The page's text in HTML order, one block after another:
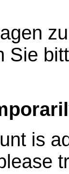
Sie
is